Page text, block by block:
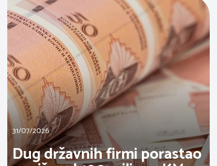
31/07/2026
Dug državnih firmi porastao